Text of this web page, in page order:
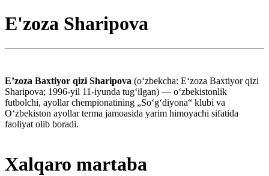
E'zoza Sharipova
Eʼzoza Baxtiyor qizi Sharipova (oʻzbekcha: Eʻzoza Baxtiyor qizi
Sharipova; 1996-yil 11-iyunda tugʻilgan) — oʻzbekistonlik
futbolchi, ayollar chempionatining „Soʻgʻdiyona“ klubi va
Oʻzbekiston ayollar terma jamoasida yarim himoyachi sifatida
faoliyat olib boradi.
Xalqaro martaba